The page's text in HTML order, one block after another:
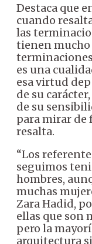
Destaca que
cuando
las
tienen mucho
es una
esa virtud
de su
de su
para mirar de
resalta.
“Los
seguimos
hombres,
muchas
Zara Hadid,
ellas que son
pero la
arquitectura